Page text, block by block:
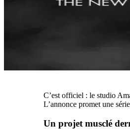
C’est officiel : le studio
L’annonce promet une
Un projet musclé